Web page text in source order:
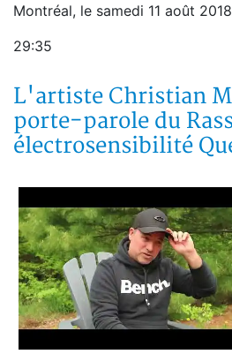
Montréal, le samedi 11 août
29:35
L'artiste Christian
porte-parole du
électrosensibilité